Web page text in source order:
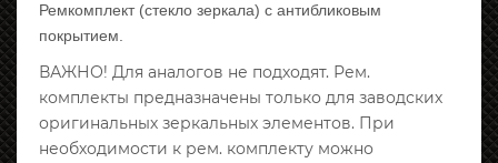
Ремкомплект (стекло зеркала) с антибликовым
покрытием.
ВАЖНО! Для аналогов не подходят. Рем.
комплекты предназначены только для заводских
оригинальных зеркальных элементов. При
необходимости к рем. комплекту можно